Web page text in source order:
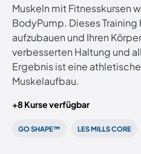
Muskeln mit Fitnesskursen
BodyPump. Dieses
aufzubauen und Ihren
verbesserten Haltung und
Ergebnis ist eine
Muskelaufbau.
+8 Kurse verfügbar
GO SHAPE™ LES MILLS CORE